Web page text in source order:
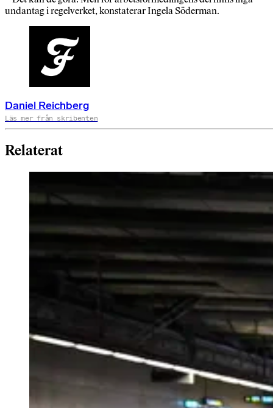
undantag i regelverket, konstaterar Ingela Söderman.
Daniel Reichberg
Läs mer från skribenten
Relaterat